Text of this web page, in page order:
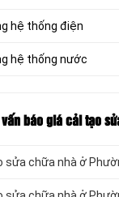
hệ thống điện
hệ thống nước
vấn báo giá cải tạo
chữa nhà ở